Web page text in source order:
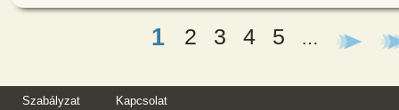
1 2 3 4 5 …
Szabályzat Kapcsolat